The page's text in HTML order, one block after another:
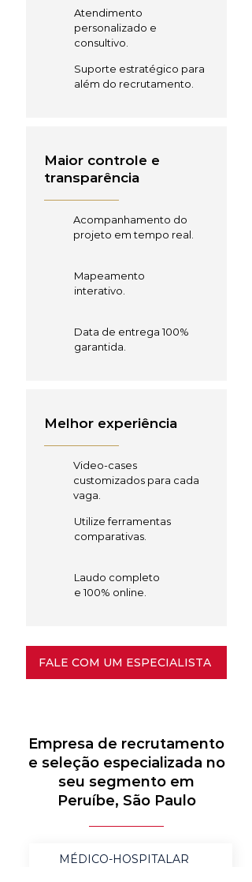
Atendimento
personalizado e
consultivo.
Suporte estratégico para
além do recrutamento.
Maior controle e
transparência
Acompanhamento do
projeto em tempo real.
Mapeamento
interativo.
Data de entrega 100%
garantida.
Melhor experiência
Video-cases
customizados para cada
vaga.
Utilize ferramentas
comparativas.
Laudo completo
e 100% online.
FALE COM UM ESPECIALISTA
Empresa de recrutamento
e seleção especializada no
seu segmento em
Peruíbe, São Paulo
MÉDICO-HOSPITALAR